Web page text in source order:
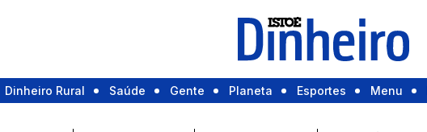
Dinheiro Rural Saúde Gente Planeta Esportes Menu